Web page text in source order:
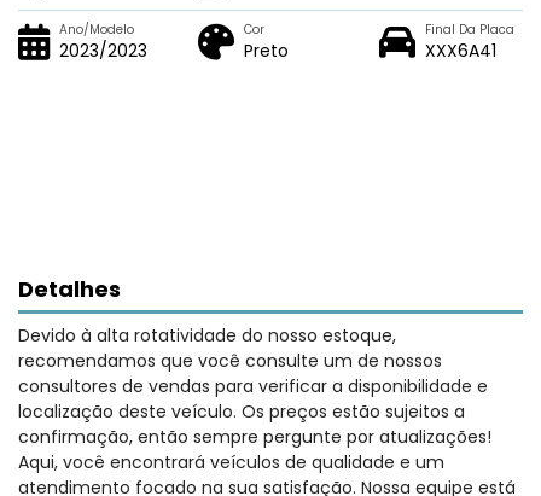
Ano/Modelo
2023/2023
Cor
Preto
Final Da Placa
XXX6A41
Detalhes
Devido à alta rotatividade do nosso estoque,
recomendamos que você consulte um de nossos
consultores de vendas para verificar a disponibilidade e
localização deste veículo. Os preços estão sujeitos a
confirmação, então sempre pergunte por atualizações!
Aqui, você encontrará veículos de qualidade e um
atendimento focado na sua satisfação. Nossa equipe está